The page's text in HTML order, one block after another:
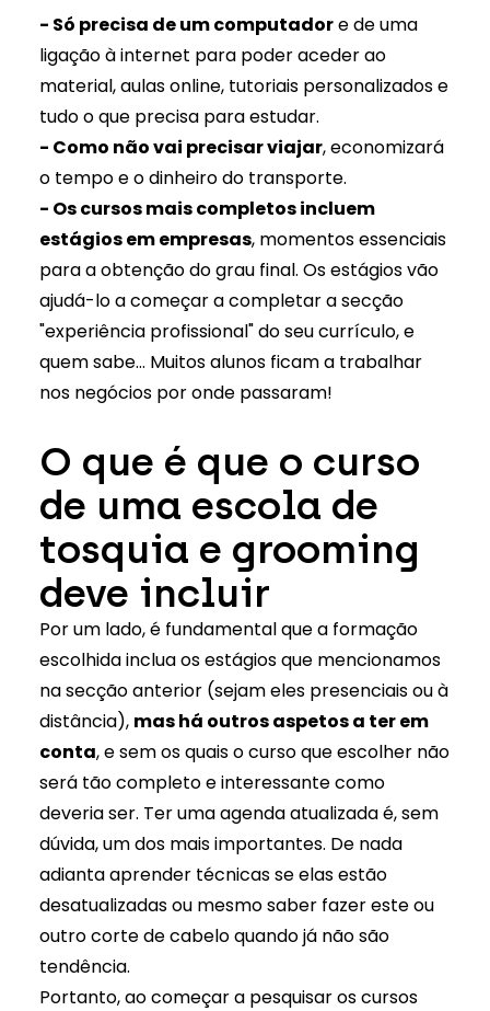
- Só precisa de um computadore de uma
ligação à internet para poder aceder ao
material, aulas online, tutoriais personalizados e
tudo o que precisa para estudar.
- Como não vai precisar viajar, economizará
o tempo e o dinheiro do transporte.
- Os cursos mais completos incluem
estágios em empresas, momentos essenciais
para a obtenção do grau final. Os estágios vão
ajudá-lo a começar a completar a secção
"experiência profissional" do seu currículo, e
quem sabe… Muitos alunos ficam a trabalhar
nos negócios por onde passaram!
O que é que o curso
de uma escola de
tosquia e grooming
deve incluir
Por um lado, é fundamental que a formação
escolhida inclua os estágios que mencionamos
na secção anterior (sejam eles presenciais ou à
distância), mas há outros aspetos a ter em
conta, e sem os quais o curso que escolher não
será tão completo e interessante como
deveria ser. Ter uma agenda atualizada é, sem
dúvida, um dos mais importantes. De nada
adianta aprender técnicas se elas estão
desatualizadas ou mesmo saber fazer este ou
outro corte de cabelo quando já não são
tendência.
Portanto, ao começar a pesquisar os cursos